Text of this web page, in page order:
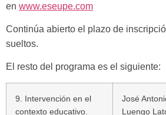
en www.eseupe.com
Continúa abierto el plazo de
sueltos.
El resto del programa es el siguiente:
9. Intervención en el
contexto educativo.
José
Luengo